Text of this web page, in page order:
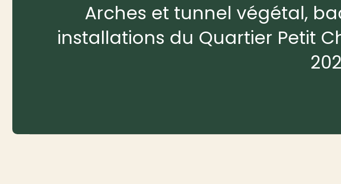
Arches et tunnel végétal,
installations du Quartier Petit